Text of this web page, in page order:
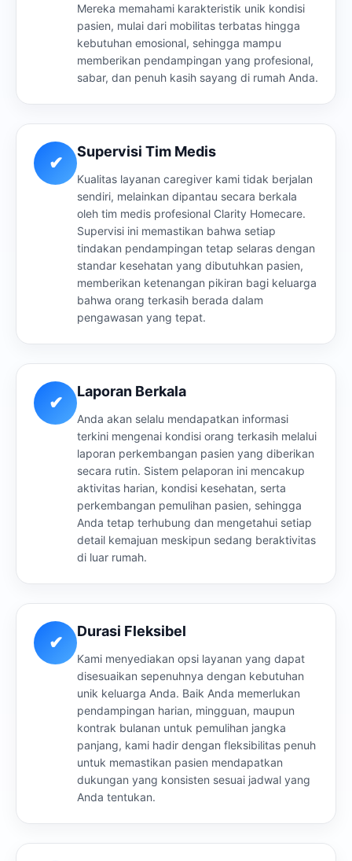
Mereka memahami karakteristik unik kondisi
pasien, mulai dari mobilitas terbatas hingga
kebutuhan emosional, sehingga mampu
memberikan pendampingan yang profesional,
sabar, dan penuh kasih sayang di rumah Anda.
✔
Supervisi Tim Medis
Kualitas layanan caregiver kami tidak berjalan
sendiri, melainkan dipantau secara berkala
oleh tim medis profesional Clarity Homecare.
Supervisi ini memastikan bahwa setiap
tindakan pendampingan tetap selaras dengan
standar kesehatan yang dibutuhkan pasien,
memberikan ketenangan pikiran bagi keluarga
bahwa orang terkasih berada dalam
pengawasan yang tepat.
✔
Laporan Berkala
Anda akan selalu mendapatkan informasi
terkini mengenai kondisi orang terkasih melalui
laporan perkembangan pasien yang diberikan
secara rutin. Sistem pelaporan ini mencakup
aktivitas harian, kondisi kesehatan, serta
perkembangan pemulihan pasien, sehingga
Anda tetap terhubung dan mengetahui setiap
detail kemajuan meskipun sedang beraktivitas
di luar rumah.
✔
Durasi Fleksibel
Kami menyediakan opsi layanan yang dapat
disesuaikan sepenuhnya dengan kebutuhan
unik keluarga Anda. Baik Anda memerlukan
pendampingan harian, mingguan, maupun
kontrak bulanan untuk pemulihan jangka
panjang, kami hadir dengan fleksibilitas penuh
untuk memastikan pasien mendapatkan
dukungan yang konsisten sesuai jadwal yang
Anda tentukan.